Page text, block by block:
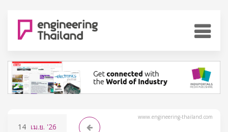
www.engineering-thailand.com
14 เม.ย. '26